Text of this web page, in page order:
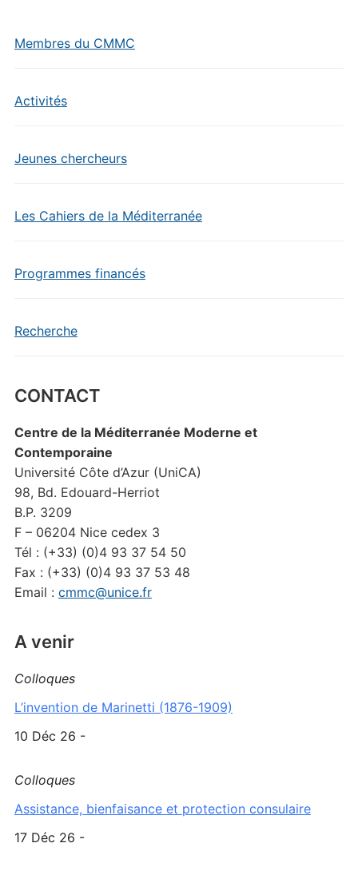
Membres du CMMC
Activités
Jeunes chercheurs
Les Cahiers de la Méditerranée
Programmes financés
Recherche
CONTACT
Centre de la Méditerranée Moderne et
Contemporaine
Université Côte d’Azur (UniCA)
98, Bd. Edouard-Herriot
B.P. 3209
F – 06204 Nice cedex 3
Tél : (+33) (0)4 93 37 54 50
Fax : (+33) (0)4 93 37 53 48
Email : cmmc@unice.fr
A venir
Colloques
L’invention de Marinetti (1876-1909)
10 Déc 26 -
Colloques
Assistance, bienfaisance et protection consulaire
17 Déc 26 -